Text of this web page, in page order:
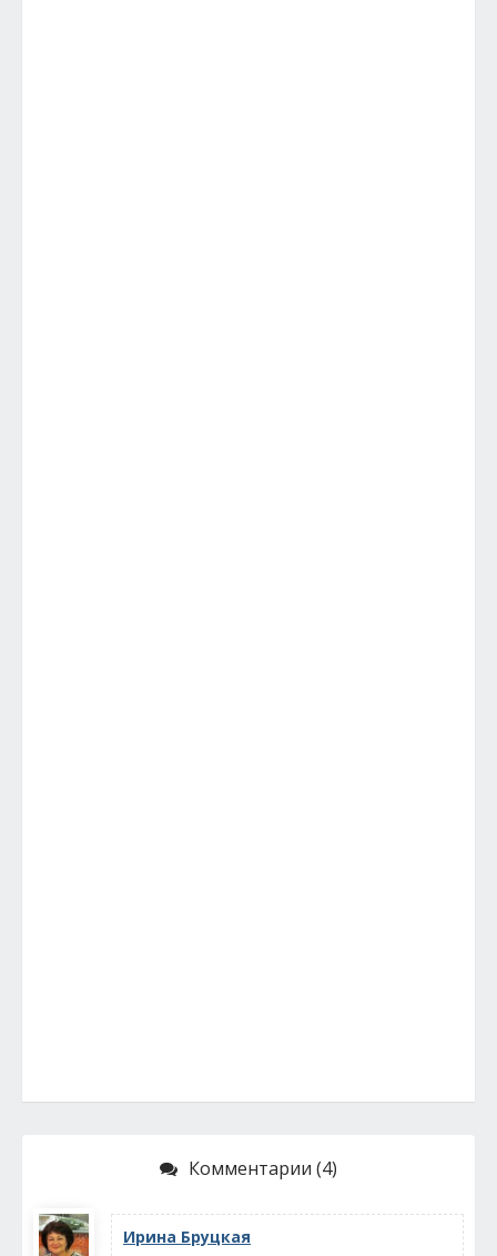
Комментарии (4)
Ирина Бруцкая